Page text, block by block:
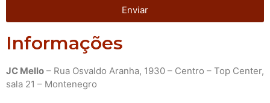
Enviar
Informações
JC Mello – Rua Osvaldo Aranha, 1930 – Centro – Top Center,
sala 21 – Montenegro